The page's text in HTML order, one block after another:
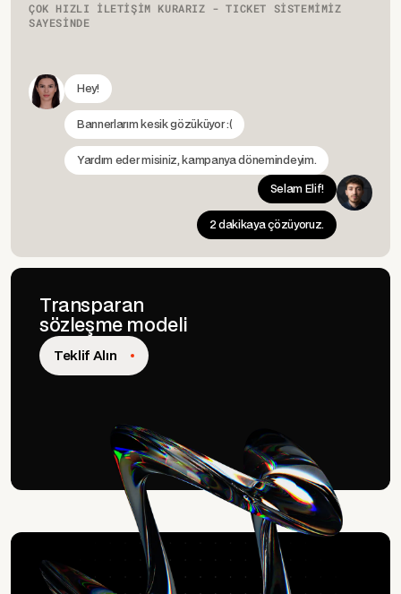
ÇOK HIZLI İLETİŞİM KURARIZ - TICKET SİSTEMİMİZ
SAYESİNDE
Hey!
Bannerlarım kesik gözüküyor :(
Yardım eder misiniz, kampanya dönemindeyim.
Selam Elif!
2 dakikaya çözüyoruz.
Transparan
sözleşme modeli
Teklif Alın